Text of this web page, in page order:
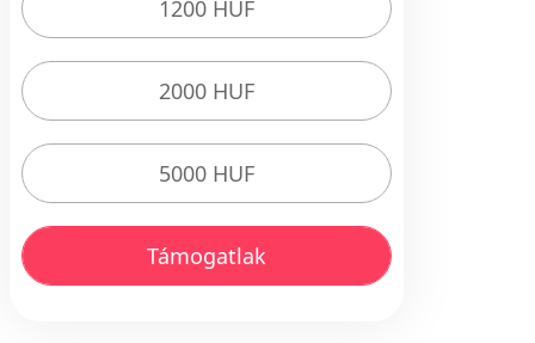
1200 HUF
2000 HUF
5000 HUF
Támogatlak